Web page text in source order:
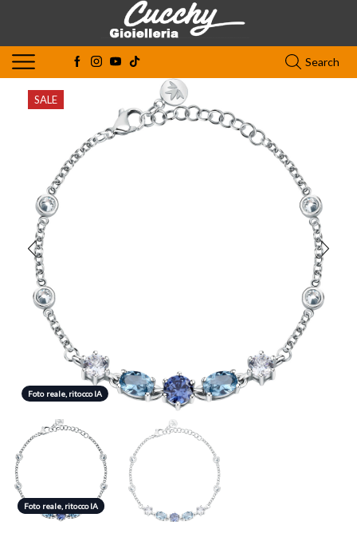
Search
SALE
Foto reale, ritocco IA
Foto reale, ritocco IA
Foto reale, ritocco IA